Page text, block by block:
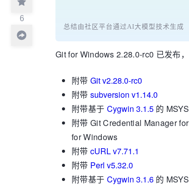
6
总结由社区平台通过AI大模型技术生成
Git for Windows 2.28.0-rc0 已发布，
附带 Git v2.28.0-rc0
附带 subversion v1.14.0
附带基于 Cygwin 3.1.5的
附带 Git Credential Manager
for Windows
附带 cURL v7.71.1
附带 Perl v5.32.0
附带基于 Cygwin 3.1.6的